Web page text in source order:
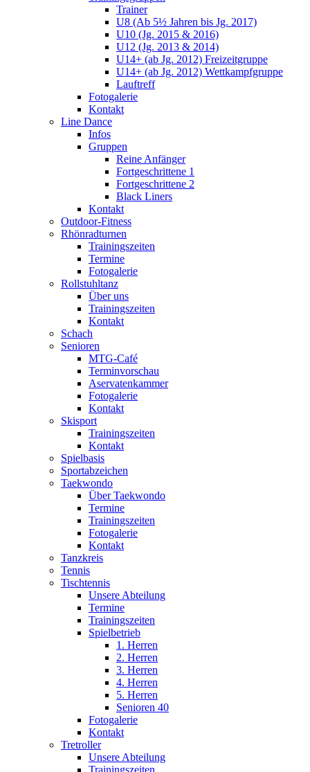
Trainer
U8 (Ab 5½ Jahren bis Jg. 2017)
U10 (Jg. 2015 & 2016)
U12 (Jg. 2013 & 2014)
U14+ (ab Jg. 2012) Freizeitgruppe
U14+ (ab Jg. 2012) Wettkampfgruppe
Lauftreff
Fotogalerie
Kontakt
Line Dance
Infos
Gruppen
Reine Anfänger
Fortgeschrittene 1
Fortgeschrittene 2
Black Liners
Kontakt
Outdoor-Fitness
Rhönradturnen
Trainingszeiten
Termine
Fotogalerie
Rollstuhltanz
Über uns
Trainingszeiten
Kontakt
Schach
Senioren
MTG-Café
Terminvorschau
Aservatenkammer
Fotogalerie
Kontakt
Skisport
Trainingszeiten
Kontakt
Spielbasis
Sportabzeichen
Taekwondo
Über Taekwondo
Termine
Trainingszeiten
Fotogalerie
Kontakt
Tanzkreis
Tennis
Tischtennis
Unsere Abteilung
Termine
Trainingszeiten
Spielbetrieb
1. Herren
2. Herren
3. Herren
4. Herren
5. Herren
Senioren 40
Fotogalerie
Kontakt
Tretroller
Unsere Abteilung
Trainingszeiten